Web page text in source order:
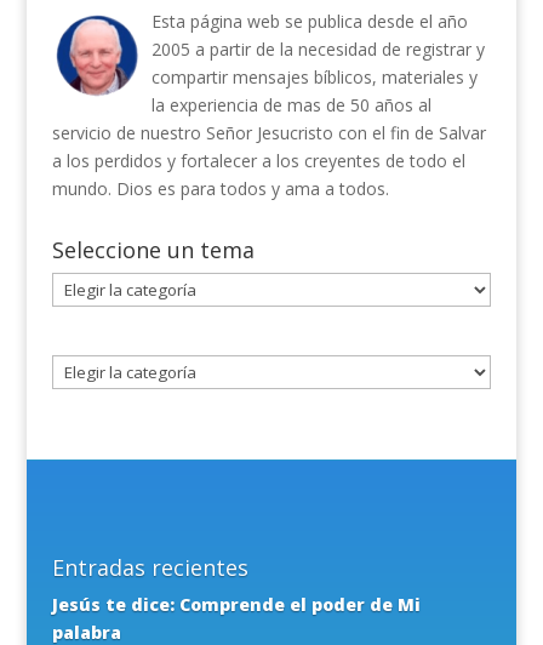
Esta página web se publica desde el año
2005 a partir de la necesidad de registrar y
compartir mensajes bíblicos, materiales y
la experiencia de mas de 50 años al
servicio de nuestro Señor Jesucristo con el fin de Salvar
a los perdidos y fortalecer a los creyentes de todo el
mundo. Dios es para todos y ama a todos.
Seleccione un tema
Seleccione
un
Entradas recientes
Jesús te dice: Comprende el poder de Mi
palabra